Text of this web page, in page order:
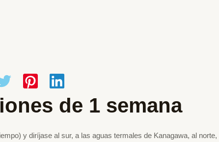
de 1 semana
y diríjase al sur, a las aguas termales de Kanagawa, al norte,